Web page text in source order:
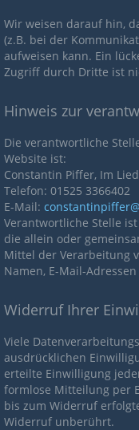
Wir weisen darauf hin,
(z.B. bei der
aufweisen kann. Ein
Zugriff durch Dritte ist
Hinweis zur
Die verantwortliche
Website ist:
Constantin Piffer, Im
Telefon: 01525 3366402
E-Mail:
Verantwortliche Stelle
die allein oder
Mittel der Verarbeitung
Namen, E-Mail-
Widerruf Ihrer
Viele
ausdrücklichen
erteilte Einwilligung
formlose Mitteilung per
bis zum Widerruf
Widerruf unberührt.